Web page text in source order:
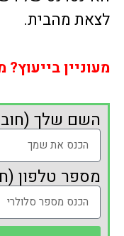
לצאת מהבית.
מעוניין
השם שלך
מספר טלפון